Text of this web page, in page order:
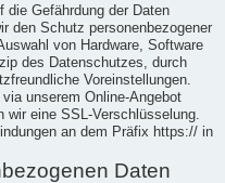
die Gefährdung der Daten
den Schutz personenbezogener
von Hardware, Software
des Datenschutzes, durch
Voreinstellungen.
unserem Online-Angebot
eine SSL-Verschlüsselung.
an dem Präfix https:// in
Daten